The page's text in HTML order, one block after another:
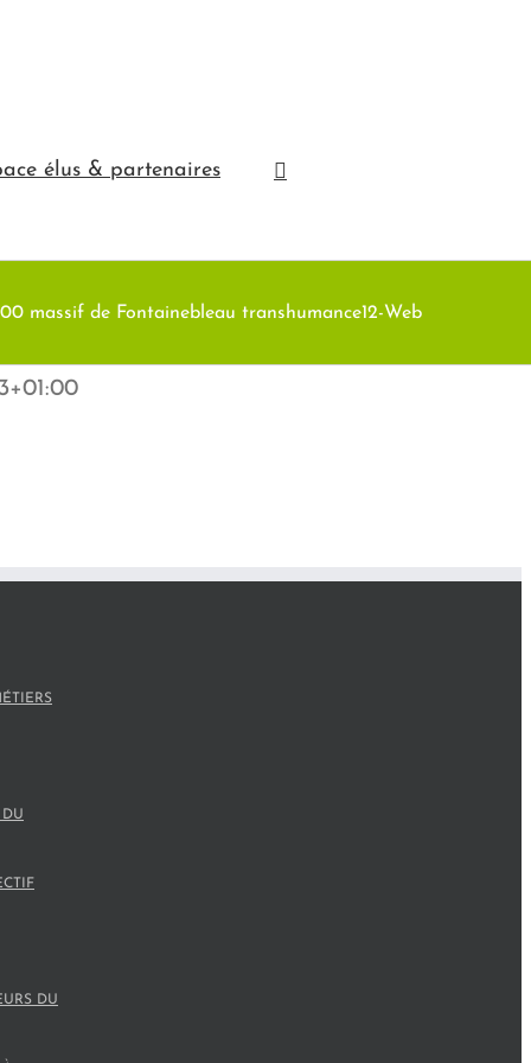
élus & partenaires
massif de Fontainebleau transhumance12-Web
DU